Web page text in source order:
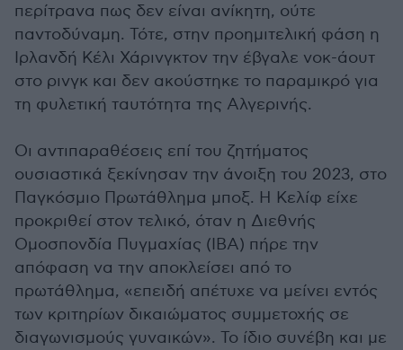
περίτρανα πως δεν είναι ανίκητη, ούτε
παντοδύναμη. Τότε, στην προημιτελική φάση η
Ιρλανδή Κέλι Χάρινγκτον την έβγαλε νοκ-άουτ
στο ρινγκ και δεν ακούστηκε το παραμικρό για
τη φυλετική ταυτότητα της Αλγερινής.
Οι αντιπαραθέσεις επί του ζητήματος
ουσιαστικά ξεκίνησαν την άνοιξη του 2023, στο
Παγκόσμιο Πρωτάθλημα μποξ. Η Κελίφ είχε
προκριθεί στον τελικό, όταν η Διεθνής
Ομοσπονδία Πυγμαχίας (IBA) πήρε την
απόφαση να την αποκλείσει από το
πρωτάθλημα, «επειδή απέτυχε να μείνει εντός
των κριτηρίων δικαιώματος συμμετοχής σε
διαγωνισμούς γυναικών». Το ίδιο συνέβη και με